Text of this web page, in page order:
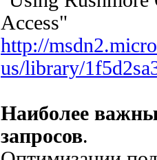
Access"
http://
us/library/
Наиболее
запросов.